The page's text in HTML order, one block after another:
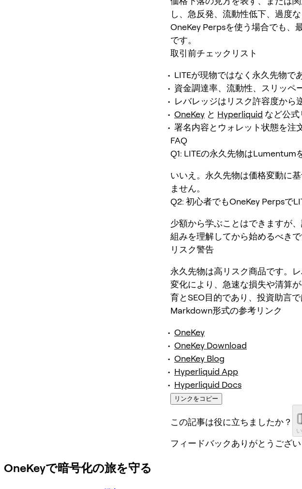
し、急反発、流動性低下、過度
OneKey Perpsを使う場合でも、
です。
取引前チェックリスト
LITEが現物ではなく永久先物で
資金調達率、流動性、スリッペ
レバレッジはリスク許容度から
OneKey と Hyperliquid など公式
署名内容とウォレット状態を注
FAQ
Q1: LITEの永久先物はLumentum
いいえ。永久先物は価格変動に
ません。
Q2: 初心者でもOneKey Perpsで
少額から学ぶことはできますが
組みを理解してから始めるべきで
リスク警告
永久先物は高リスク商品です。
変化により、急速な損失や清算
育とSEO目的であり、投資助言で
Markdown形式の参考リンク
OneKey
OneKey Download
OneKey Blog
Hyperliquid App
Hyperliquid Docs
リンクをコピー
この記事は役に立ちましたか？
フィードバックありがとうござい
OneKeyで暗号化の旅を守る